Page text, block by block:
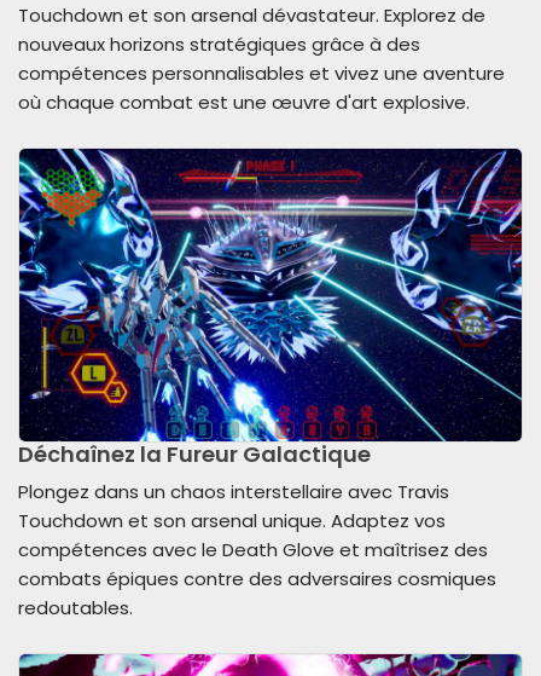
Touchdown et son arsenal dévastateur. Explorez de
nouveaux horizons stratégiques grâce à des
compétences personnalisables et vivez une aventure
où chaque combat est une œuvre d'art explosive.
Déchaînez la Fureur Galactique
Plongez dans un chaos interstellaire avec Travis
Touchdown et son arsenal unique. Adaptez vos
compétences avec le Death Glove et maîtrisez des
combats épiques contre des adversaires cosmiques
redoutables.